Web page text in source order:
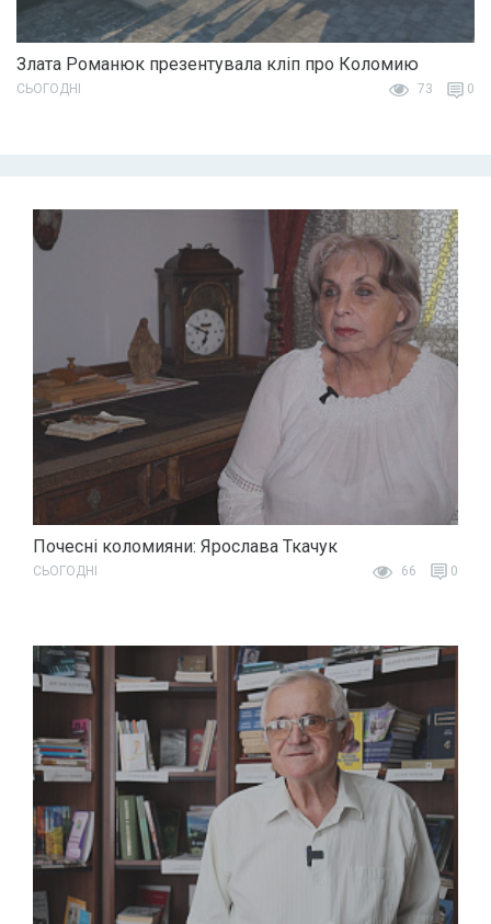
Злата Романюк презентувала кліп про Коломию
СЬОГОДНІ 73 0
Почесні коломияни: Ярослава Ткачук
СЬОГОДНІ 66 0